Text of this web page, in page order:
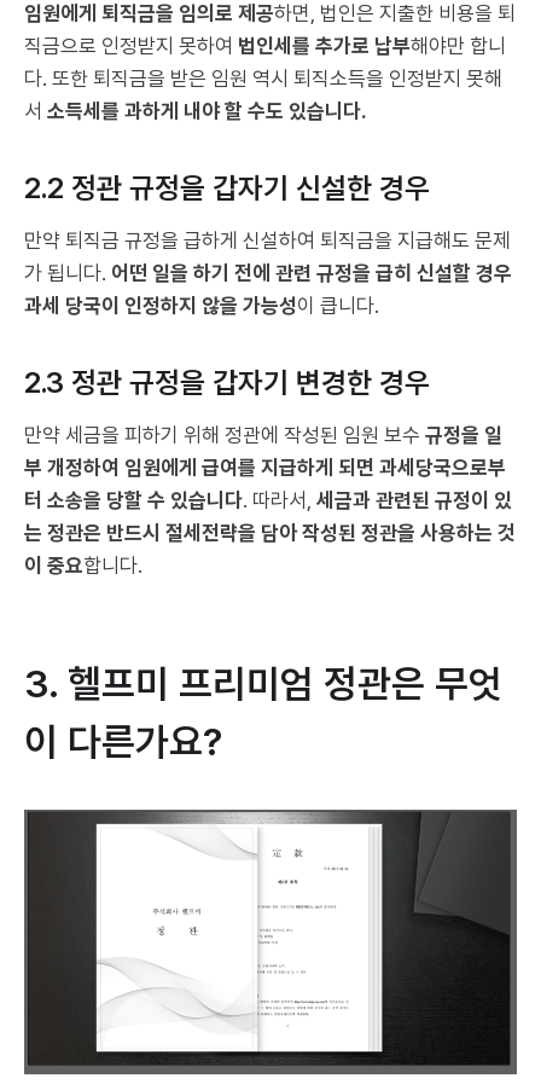
임원에게 퇴직금을 임의로 제공하면, 법인은 지출한 비용을 퇴
직금으로 인정받지 못하여 법인세를 추가로 납부해야만 합니
다. 또한 퇴직금을 받은 임원 역시 퇴직소득을 인정받지 못해
서 소득세를 과하게 내야 할 수도 있습니다.
2.2 정관 규정을 갑자기 신설한 경우
만약 퇴직금 규정을 급하게 신설하여 퇴직금을 지급해도 문제
가 됩니다. 어떤 일을 하기 전에 관련 규정을 급히 신설할 경우
과세 당국이 인정하지 않을 가능성이 큽니다.
2.3 정관 규정을 갑자기 변경한 경우
만약 세금을 피하기 위해 정관에 작성된 임원 보수 규정을 일
부 개정하여 임원에게 급여를 지급하게 되면 과세당국으로부
터 소송을 당할 수 있습니다. 따라서, 세금과 관련된 규정이 있
는 정관은 반드시 절세전략을 담아 작성된 정관을 사용하는 것
이 중요합니다.
3. 헬프미 프리미엄 정관은 무엇
이 다른가요?